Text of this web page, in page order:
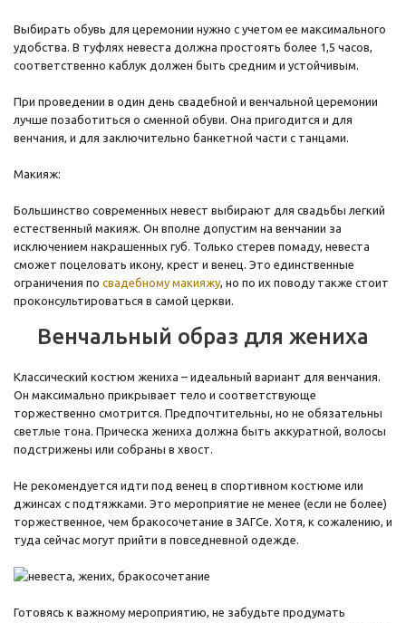
Выбирать обувь для церемонии нужно с учетом ее максимального
удобства. В туфлях невеста должна простоять более 1,5 часов,
соответственно каблук должен быть средним и устойчивым.
При проведении в один день свадебной и венчальной церемонии
лучше позаботиться о сменной обуви. Она пригодится и для
венчания, и для заключительно банкетной части с танцами.
Макияж:
Большинство современных невест выбирают для свадьбы легкий
естественный макияж. Он вполне допустим на венчании за
исключением накрашенных губ. Только стерев помаду, невеста
сможет поцеловать икону, крест и венец. Это единственные
ограничения по свадебному макияжу, но по их поводу также стоит
проконсультироваться в самой церкви.
Венчальный образ для жениха
Классический костюм жениха – идеальный вариант для венчания.
Он максимально прикрывает тело и соответствующе
торжественно смотрится. Предпочтительны, но не обязательны
светлые тона. Прическа жениха должна быть аккуратной, волосы
подстрижены или собраны в хвост.
Не рекомендуется идти под венец в спортивном костюме или
джинсах с подтяжками. Это мероприятие не менее (если не более)
торжественное, чем бракосочетание в ЗАГСе. Хотя, к сожалению, и
туда сейчас могут прийти в повседневной одежде.
Готовясь к важному мероприятию, не забудьте продумать